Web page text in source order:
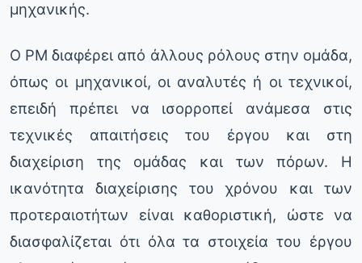
μηχανικής.
Ο PM διαφέρει από άλλους ρόλους στην ομάδα,
όπως οι μηχανικοί, οι αναλυτές ή οι τεχνικοί,
επειδή πρέπει να ισορροπεί ανάμεσα στις
τεχνικές απαιτήσεις του έργου και στη
διαχείριση της ομάδας και των πόρων. Η
ικανότητα διαχείρισης του χρόνου και των
προτεραιοτήτων είναι καθοριστική, ώστε να
διασφαλίζεται ότι όλα τα στοιχεία του έργου